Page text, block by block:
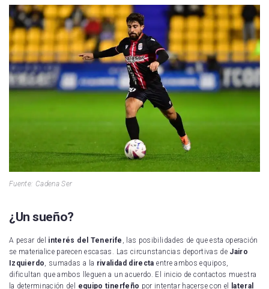
Fuente: Cadena Ser
¿Un sueño?
A pesar del interés del Tenerife , las posibilidades de que esta operación
se materialice parecen escasas. Las circunstancias deportivas de Jairo
Izquierdo, sumadas a la rivalidad directa entre ambos equipos,
dificultan que ambos lleguen a un acuerdo. El inicio de contactos muestra
la determinación del
equipo tinerfeño por intentar hacerse con el lateral